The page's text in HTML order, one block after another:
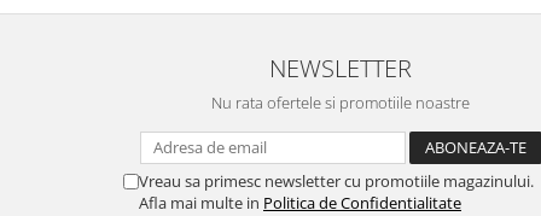
NEWSLETTER
Nu rata ofertele si promotiile noastre
Vreau sa primesc newsletter cu promotiile magazinului.
Afla mai multe in Politica de Confidentialitate